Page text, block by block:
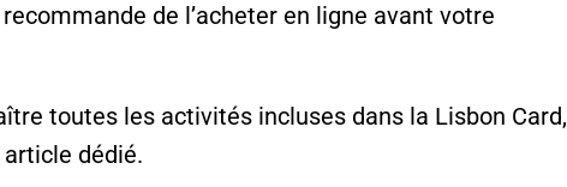
de l’acheter en ligne avant votre
toutes les activités incluses dans la Lisbon Card,
dédié.